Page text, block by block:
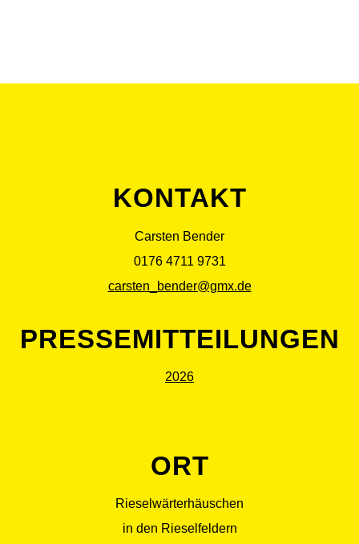
KONTAKT
Carsten Bender
0176 4711 9731
carsten_bender@gmx.de
PRESSEMITTEILUNGEN
2026
ORT
Rieselwärterhäuschen
in den Rieselfeldern